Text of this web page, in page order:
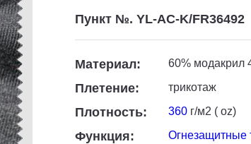
Пункт №. YL-AC-K/FR36492
Материал: 60% модакрил
Плетение: трикотаж
Плотность: 360 г/м2 ( oz)
Функция: Огнезащитные